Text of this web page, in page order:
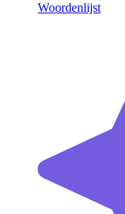
Woordenlijst